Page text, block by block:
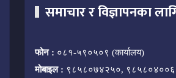
समाचार र विज्ञापनका
फोन : ०८१-५९०५०९ (कार्यालय)
मोबाइल : ९८५८०७४२५०,